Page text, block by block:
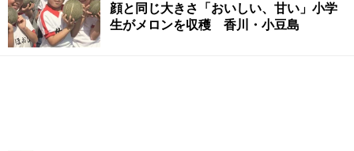
顔と同じ大きさ「おいしい、甘い」小学
生がメロンを収穫 香川・小豆島